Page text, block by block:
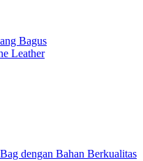
Bagus
Leather
dengan Bahan Berkualitas